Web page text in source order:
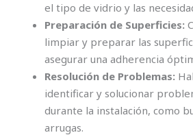
el tipo de vidrio y las
Preparación de Superficies:
limpiar y preparar las
asegurar una adherencia
Resolución de Problemas:
identificar y solucionar
durante la instalación, como
arrugas.